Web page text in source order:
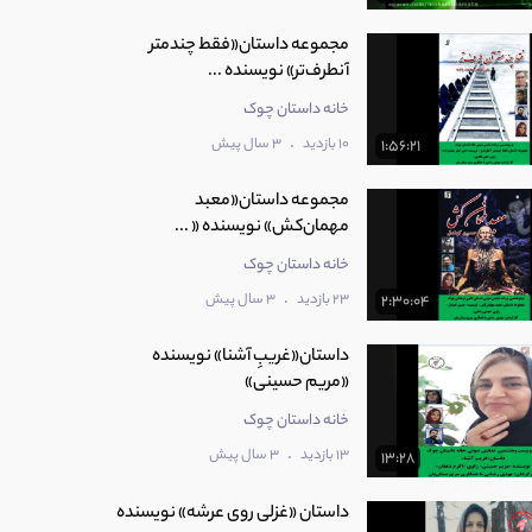
1:56:21
مجموعه داستان«فقط چندمتر
آنطرف‌تر» نویسنده ...
خانه داستان چوک
10 بازدید . 3 سال پیش
2:30:04
مجموعه داستان«معبد
مهمان‌‌کش» نویسنده « ...
خانه داستان چوک
23 بازدید . 3 سال پیش
13:28
داستان«غریبِ آشنا» نویسنده
«مریم حسینی»
خانه داستان چوک
13 بازدید . 3 سال پیش
داستان «غزلی روی عرشه» نویسنده